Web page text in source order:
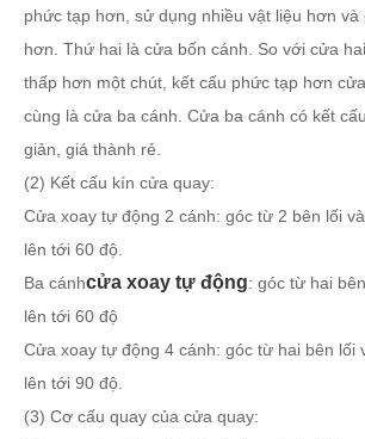
phức tạp hơn, sử dụng nhiều vật liệu hơn và
hơn. Thứ hai là cửa bốn cánh. So với cửa
thấp hơn một chút, kết cấu phức tạp hơn
cùng là cửa ba cánh. Cửa ba cánh có kết
giản, giá thành rẻ.
(2) Kết cấu kín cửa quay:
Cửa xoay tự động 2 cánh: góc từ 2 bên lối
lên tới 60 độ.
Ba cánhcửa xoay tự động: góc từ hai
lên tới 60 độ
Cửa xoay tự động 4 cánh: góc từ hai bên lối
lên tới 90 độ.
(3) Cơ cấu quay của cửa quay: